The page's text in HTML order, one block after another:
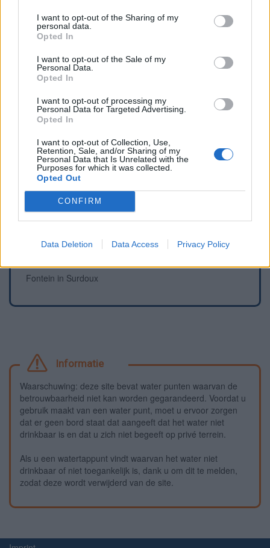
I want to opt-out of the Sharing of my
personal data.
Opted In
I want to opt-out of the Sale of my
Personal Data.
Opted In
I want to opt-out of processing my
Personal Data for Targeted Advertising.
Opted In
I want to opt-out of Collection, Use,
Retention, Sale, and/or Sharing of my
Personal Data that Is Unrelated with the
Purposes for which it was collected.
Opted Out
CONFIRM
Data Deletion Data Access Privacy Policy
WC in Saint-Léger-la-Montagne
WC in Saint-Sornin-Leulac
Fonteinen en begraafplaatsen
Begraafplaats in Ambazac
Fontein in Châtelus-Le-Marcheix
Fontein in Couzeix
Fontein in Magnac-Laval
Fontein in Marzet, Saint-Léger-la-Montagne
Fontein in Pierre-Buffière
Begraafplaats in Saint-Denis-des-Murs
Begraafplaats in Saint-Sulpice-Laurière
Fontein in Surdoux
Informatie
Waarschuwing: deze site bevat water punten waarvan de
betrouwbaarheid niet kan worden gegarandeerd. Voordat u
gebruik maakt van een water punt, moet u ervoor zorgen
dat er geen bord staat dat aangeeft dat het water niet
drinkbaar is en dat u zich niet begeeft op privé terrein.
Als u een watertappunt vindt waarvan het water niet
drinkbaar of niet toegankelijk is, dank u om dit te melden,
zodat deze wordt verwijderd van de site.